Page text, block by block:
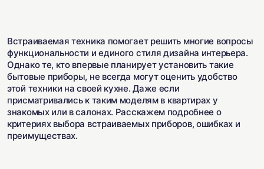
Встраиваемая техника помогает решить многие вопросы
функциональности и единого стиля дизайна интерьера.
Однако те, кто впервые планирует установить такие
бытовые приборы, не всегда могут оценить удобство
этой техники на своей кухне. Даже если
присматривались к таким моделям в квартирах у
знакомых или в салонах. Расскажем подробнее о
критериях выбора встраиваемых приборов, ошибках и
преимуществах.